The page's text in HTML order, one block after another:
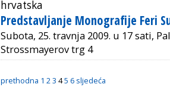
hrvatska
Predstavljanje Monografije Feri
Subota, 25. travnja 2009. u 17 sati,
Strossmayerov trg 4
prethodna 1 23 45 6 sljedeća